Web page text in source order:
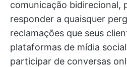
comunicação bidirecional,
responder a quaisquer
reclamações que seus
plataformas de mídia
participar de conversas